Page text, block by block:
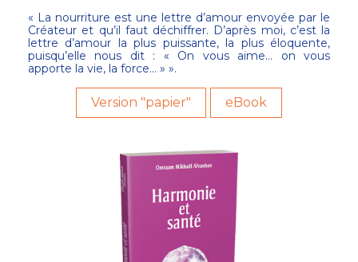
« La nourriture est une lettre d’amour envoyée par le
Créateur et qu’il faut déchiffrer. D’après moi, c’est la
lettre d’amour la plus puissante, la plus éloquente,
puisqu’elle nous dit : « On vous aime… on vous
apporte la vie, la force… » ».
Version "papier" eBook